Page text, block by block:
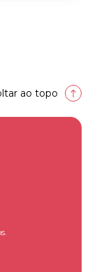
ao topo